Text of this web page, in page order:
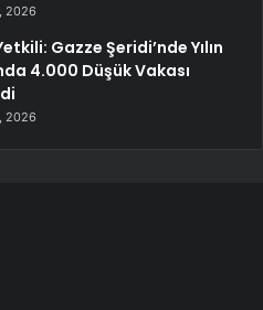
2026
Gazze Şeridi’nde Yılın
4.000 Düşük Vakası
2026